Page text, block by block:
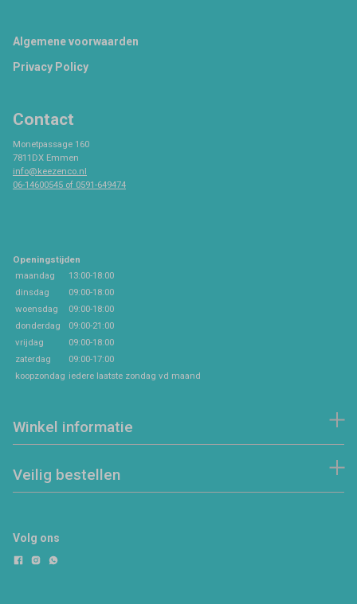
Footer
Algemene voorwaarden
Privacy Policy
Contact
Monetpassage 160
7811DX Emmen
info@keezenco.nl
06-14600545 of 0591-649474
Openingstijden
maandag
13:00-18:00
dinsdag
09:00-18:00
woensdag
09:00-18:00
donderdag
09:00-21:00
vrijdag
09:00-18:00
zaterdag
09:00-17:00
koopzondag iedere laatste zondag vd maand
Winkel informatie
Veilig bestellen
Volg ons